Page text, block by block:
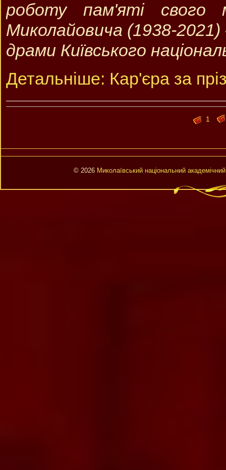
роботу пам'яті свого
Миколайовича (1938-
драми Київського
Детальніше: Кар'єра за
1
© 2026 Миколаївський національний